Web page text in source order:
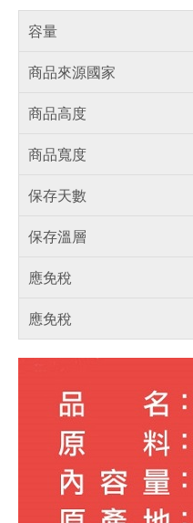
容量
商品來源國家
商品高度
商品寬度
保存天數
保存溫層
應免稅
應免稅